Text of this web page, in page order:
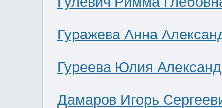
Гуражева Анна
Гуреева Юлия
Дамаров Игорь